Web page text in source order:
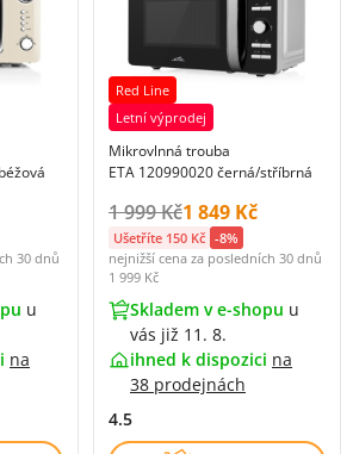
30 dnů
u
na
Red Line
Letní výprodej
Mikrovlnná trouba
ETA 120990020 černá/stříbrná
Původní cena s DPH:
1 999 KčCena s DPH:
1 849 Kč
Ušetříte 150 Kč -8%
nejnižší cena za posledních 30 dnů
1 999 Kč
Skladem v e-shopu u
vás již 11. 8.
ihned k dispozici na
38 prodejnách
4.5